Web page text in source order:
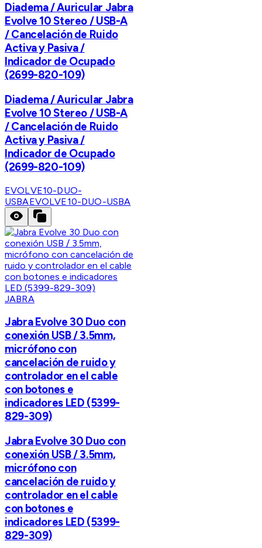
Diadema / Auricular Jabra
Evolve 10 Stereo / USB-A
/ Cancelación de Ruido
Activa y Pasiva /
Indicador de Ocupado
(2699-820-109)
Diadema / Auricular Jabra
Evolve 10 Stereo / USB-A
/ Cancelación de Ruido
Activa y Pasiva /
Indicador de Ocupado
(2699-820-109)
EVOLVE10-DUO-
USBAEVOLVE10-DUO-USBA
JABRA
Jabra Evolve 30 Duo con
conexión USB / 3.5mm,
micrófono con
cancelación de ruido y
controlador en el cable
con botones e
indicadores LED (5399-
829-309)
Jabra Evolve 30 Duo con
conexión USB / 3.5mm,
micrófono con
cancelación de ruido y
controlador en el cable
con botones e
indicadores LED (5399-
829-309)